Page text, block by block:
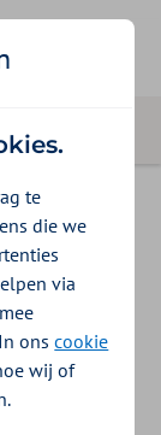
6-
te
die we
via
onscookie
wij of